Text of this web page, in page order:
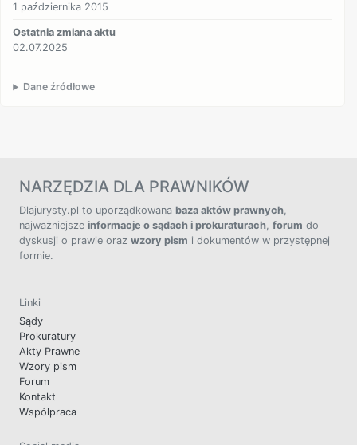
1 października 2015
Ostatnia zmiana aktu
02.07.2025
Dane źródłowe
NARZĘDZIA DLA PRAWNIKÓW
Dlajurysty.pl to uporządkowana baza aktów prawnych,
najważniejsze informacje o sądach i prokuraturach, forum do
dyskusji o prawie oraz wzory pism i dokumentów w przystępnej
formie.
Linki
Sądy
Prokuratury
Akty Prawne
Wzory pism
Forum
Kontakt
Współpraca